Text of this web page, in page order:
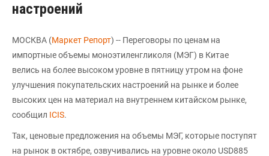
настроений
МОСКВА (Маркет Репорт) -- Переговоры по ценам на
импортные объемы моноэтиленгликоля (МЭГ) в Китае
велись на более высоком уровне в пятницу утром на фоне
улучшения покупательских настроений на рынке и более
высоких цен на материал на внутреннем китайском рынке,
сообщил ICIS.
Так, ценовые предложения на объемы МЭГ, которые поступят
на рынок в октябре, озвучивались на уровне около USD885